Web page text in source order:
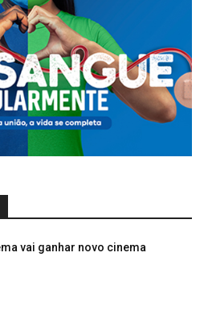
vai ganhar novo cinema